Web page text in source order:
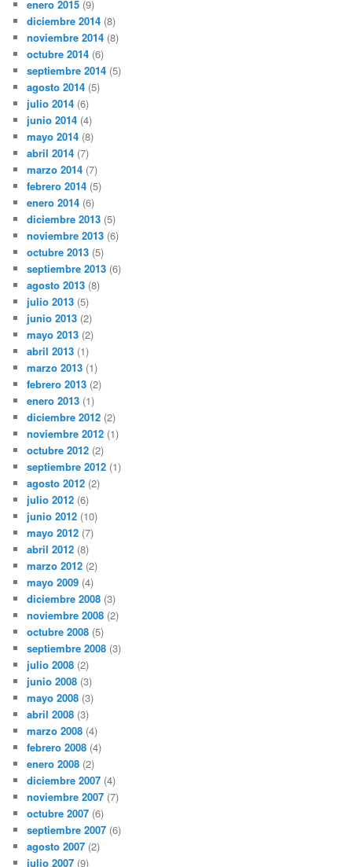
enero 2015 (9)
diciembre 2014 (8)
noviembre 2014 (8)
octubre 2014 (6)
septiembre 2014 (5)
agosto 2014 (5)
julio 2014 (6)
junio 2014 (4)
mayo 2014 (8)
abril 2014 (7)
marzo 2014 (7)
febrero 2014 (5)
enero 2014 (6)
diciembre 2013 (5)
noviembre 2013 (6)
octubre 2013 (5)
septiembre 2013 (6)
agosto 2013 (8)
julio 2013 (5)
junio 2013 (2)
mayo 2013 (2)
abril 2013 (1)
marzo 2013 (1)
febrero 2013 (2)
enero 2013 (1)
diciembre 2012 (2)
noviembre 2012 (1)
octubre 2012 (2)
septiembre 2012 (1)
agosto 2012 (2)
julio 2012 (6)
junio 2012 (10)
mayo 2012 (7)
abril 2012 (8)
marzo 2012 (2)
mayo 2009 (4)
diciembre 2008 (3)
noviembre 2008 (2)
octubre 2008 (5)
septiembre 2008 (3)
julio 2008 (2)
junio 2008 (3)
mayo 2008 (3)
abril 2008 (3)
marzo 2008 (4)
febrero 2008 (4)
enero 2008 (2)
diciembre 2007 (4)
noviembre 2007 (7)
octubre 2007 (6)
septiembre 2007 (6)
agosto 2007 (2)
julio 2007 (9)